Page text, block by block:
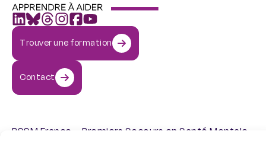
Trouver une formation
Contact
PSSM France – Premiers Secours en Santé Mentale